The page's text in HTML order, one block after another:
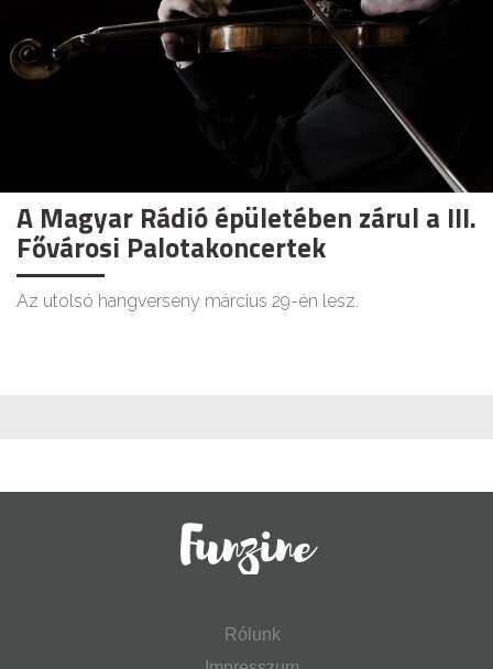
A Magyar Rádió épületében zárul a III.
Fővárosi Palotakoncertek
Az utolsó hangverseny március 29-én lesz.
Rólunk